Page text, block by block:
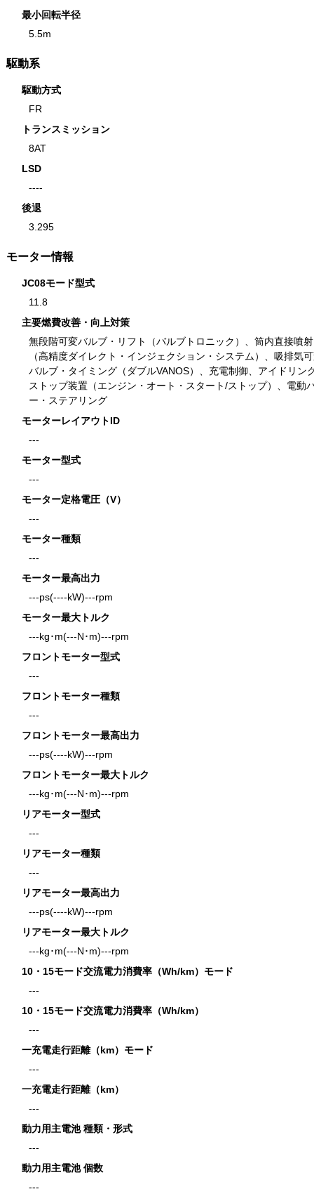
最小回転半径
5.5m
駆動系
駆動方式
FR
トランスミッション
8AT
LSD
----
後退
3.295
モーター情報
JC08モード型式
11.8
主要燃費改善・向上対策
無段階可変バルブ・リフト（バルブトロニック）、筒内直接噴射
（高精度ダイレクト・インジェクション・システム）、吸排気
バルブ・タイミング（ダブルVANOS）、充電制御、アイドリン
ストップ装置（エンジン・オート・スタート/ストップ）、電動
ー・ステアリング
モーターレイアウトID
---
モーター型式
---
モーター定格電圧（V）
---
モーター種類
---
モーター最高出力
---ps(----kW)---rpm
モーター最大トルク
---kg･m(---N･m)---rpm
フロントモーター型式
---
フロントモーター種類
---
フロントモーター最高出力
---ps(----kW)---rpm
フロントモーター最大トルク
---kg･m(---N･m)---rpm
リアモーター型式
---
リアモーター種類
---
リアモーター最高出力
---ps(----kW)---rpm
リアモーター最大トルク
---kg･m(---N･m)---rpm
10・15モード交流電力消費率（Wh/km）モード
---
10・15モード交流電力消費率（Wh/km）
---
一充電走行距離（km）モード
---
一充電走行距離（km）
---
動力用主電池 種類・形式
---
動力用主電池 個数
---